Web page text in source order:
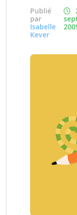
Publié
par
Isabelle
Kever